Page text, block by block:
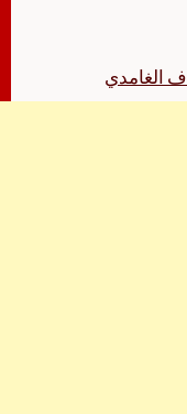
الغامدي